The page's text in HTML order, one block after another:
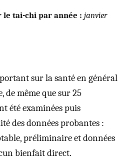
tai-chi par année : janvier
sur la santé en général
de même que sur 25
été examinées puis
des données probantes :
préliminaire et données
bienfait direct.